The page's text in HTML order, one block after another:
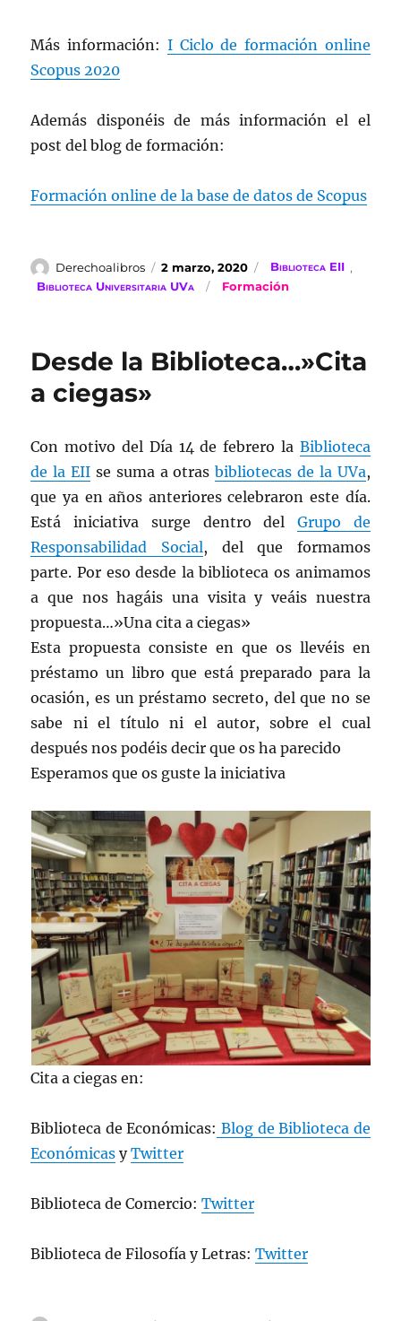
Más información: I Ciclo de formación online
Scopus 2020
Además disponéis de más información el el
post del blog de formación:
Formación online de la base de datos de Scopus
Autor
Derechoalibros
Publicado
el
2 marzo, 2020 Categorías
Biblioteca EII ,
Biblioteca Universitaria UVa
Etiquetas
Formación
Desde la Biblioteca…»Cita
a ciegas»
Con motivo del Día 14 de febrero la Biblioteca
de la EII se suma a otrasbibliotecas de la UVa,
que ya en años anteriores celebraron este día.
Está iniciativa surge dentro del Grupo de
Responsabilidad Social, del que formamos
parte. Por eso desde la biblioteca os animamos
a que nos hagáis una visita y veáis nuestra
propuesta…»Una cita a ciegas»
Esta propuesta consiste en que os llevéis en
préstamo un libro que está preparado para la
ocasión, es un préstamo secreto, del que no se
sabe ni el título ni el autor, sobre el cual
después nos podéis decir que os ha parecido
Esperamos que os guste la iniciativa
Cita a ciegas en:
Biblioteca de Económicas: Blog de Biblioteca de
Económicas yTwitter
Biblioteca de Comercio:Twitter
Biblioteca de Filosofía y Letras:Twitter